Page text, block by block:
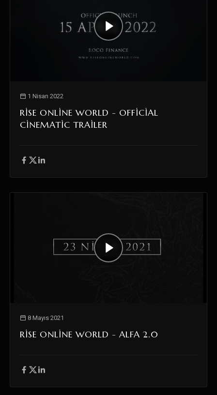
1 Nisan 2022
RISE ONLINE WORLD - OFFICIAL
CINEMATIC TRAILER
8 Mayıs 2021
RISE ONLINE WORLD - ALFA 2.0